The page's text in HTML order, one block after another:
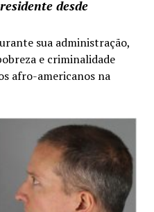
desde
sua administração,
e criminalidade
afro-americanos na